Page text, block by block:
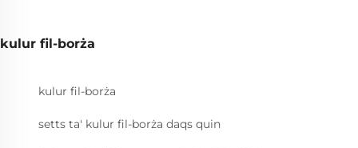
kulur fil-borża
kulur fil-borża
setts ta' kulur fil-borża daqs quin